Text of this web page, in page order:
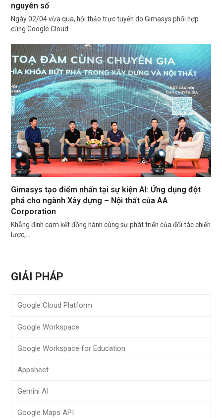
nguyên số
Ngày 02/04 vừa qua, hội thảo trực tuyến do Gimasys phối hợp
cùng Google Cloud…
Gimasys tạo điểm nhấn tại sự kiện AI: Ứng dụng đột
phá cho ngành Xây dựng – Nội thất của AA
Corporation
Khẳng định cam kết đồng hành cùng sự phát triển của đối tác chiến
lược,…
GIẢI PHÁP
Google Cloud Platform
Google Workspace
Google Workspace for Education
Appsheet
Gemini AI
Google Maps API